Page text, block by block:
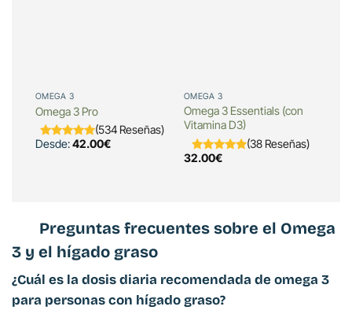
OMEGA 3
Omega 3 Pro
(534 Reseñas)
Desde:42.00€
OMEGA 3
Omega 3 Essentials (con
Vitamina D3)
(38 Reseñas)
32.00€
Preguntas frecuentes sobre el Omega
3 y el hígado graso
¿Cuál es la dosis diaria recomendada de omega 3
para personas con hígado graso?